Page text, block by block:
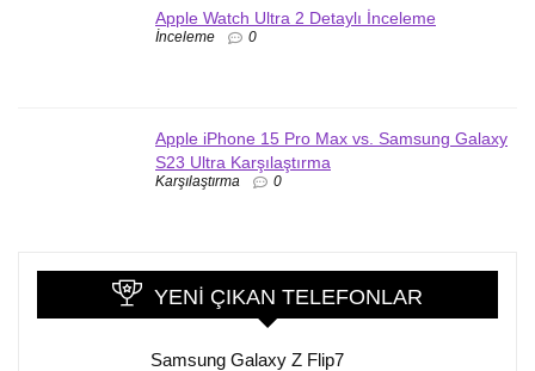
Apple Watch Ultra 2 Detaylı İnceleme
İnceleme 0
Apple iPhone 15 Pro Max vs. Samsung Galaxy
S23 Ultra Karşılaştırma
Karşılaştırma 0
YENI ÇIKAN TELEFONLAR
Samsung Galaxy Z Flip7